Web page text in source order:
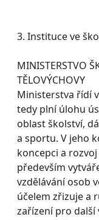
3. Instituce ve
MINISTERSTVO
TĚLOVÝCHOVY
Ministerstva řídí
tedy plní úlohu
oblast školství,
a sportu. V jeho
koncepci a
především
vzdělávání osob
účelem zřizuje a
zařízení pro další